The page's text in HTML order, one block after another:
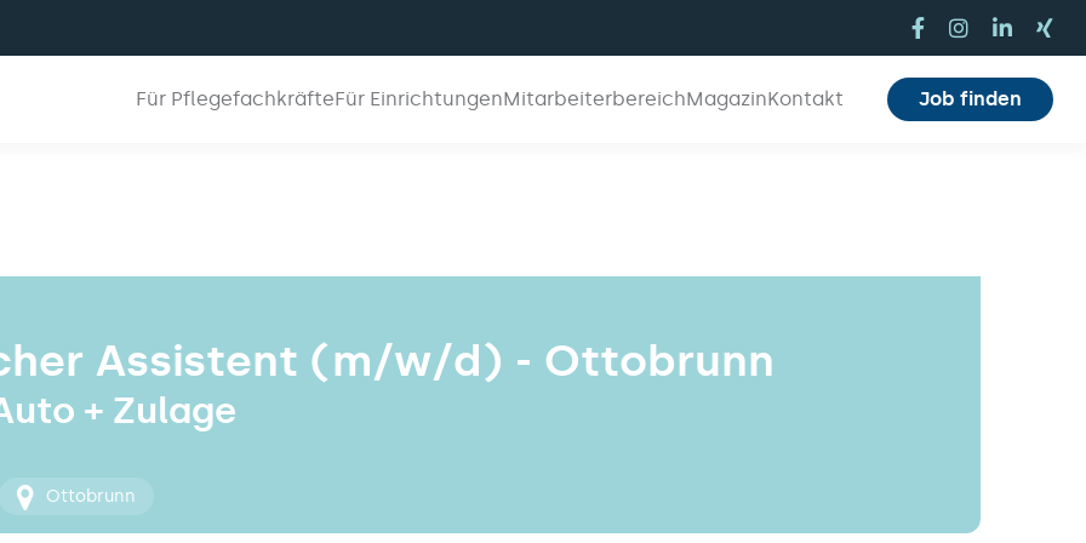
Für PflegefachkräfteFür EinrichtungenMitarbeiterbereichMagazinKontakt Job finden
Assistent (m/w/d) - Ottobrunn
+ Zulage
Ottobrunn